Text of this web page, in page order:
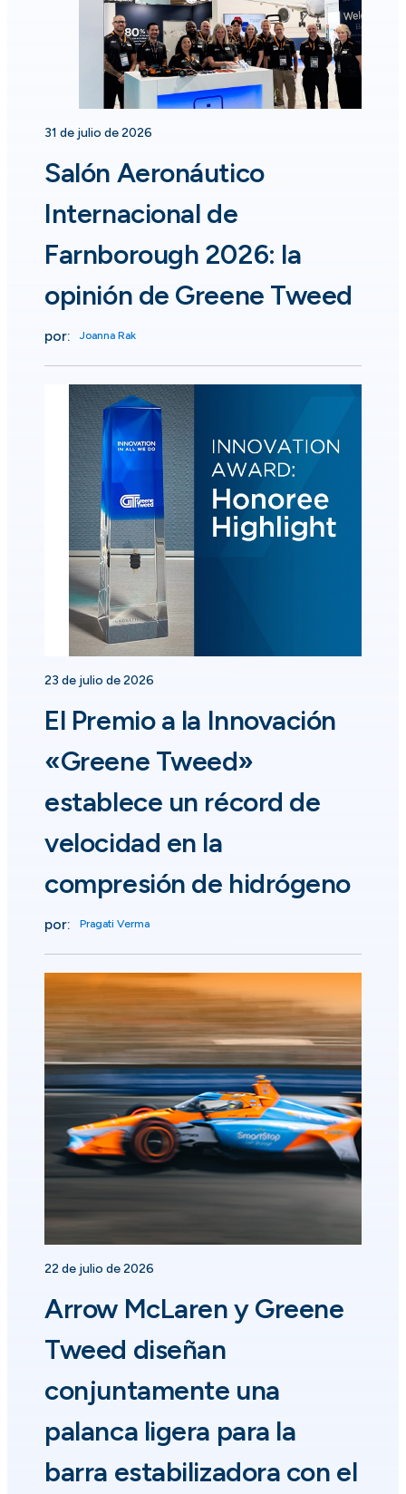
31 de julio de 2026
Salón Aeronáutico
Internacional de
Farnborough 2026: la
opinión de Greene Tweed
por: Joanna Rak
23 de julio de 2026
El Premio a la Innovación
«Greene Tweed»
establece un récord de
velocidad en la
compresión de hidrógeno
por: Pragati Verma
22 de julio de 2026
Arrow McLaren y Greene
Tweed diseñan
conjuntamente una
palanca ligera para la
barra estabilizadora con el